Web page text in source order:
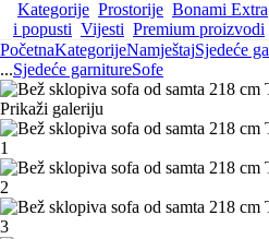
Kategorije Prostorije Bonami Extra
i popusti Vijesti Premium proizvodi
PočetnaKategorijeNamještajSjedeće
...Sjedeće garnitureSofe
Prikaži galeriju